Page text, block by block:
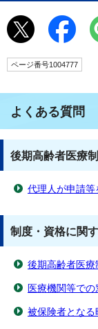
ページ番号1004777
よくある質問
後期高齢者医療
代理人が申請等
制度・資格に関
後期高齢者医療
医療機関等で
被保険者となる